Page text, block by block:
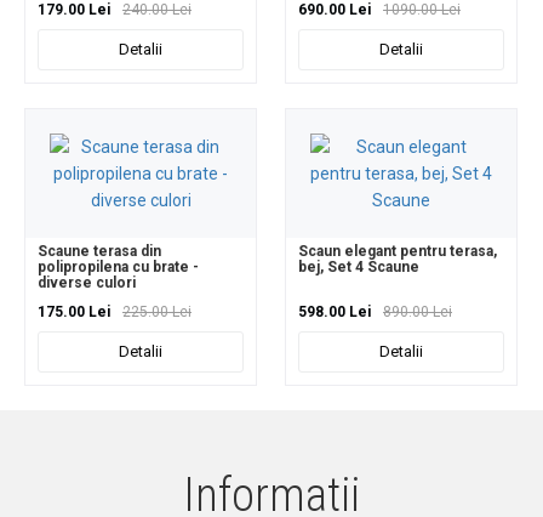
179.00 Lei 240.00 Lei
Detalii
690.00 Lei 1090.00 Lei
Detalii
Scaune terasa din
polipropilena cu brate -
diverse culori
175.00 Lei
225.00 Lei
Detalii
Scaun elegant pentru terasa,
bej, Set 4 Scaune
598.00 Lei 890.00 Lei
Detalii
Informatii